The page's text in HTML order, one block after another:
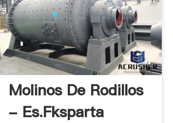
Molinos De Rodillos
- Es.fksparta